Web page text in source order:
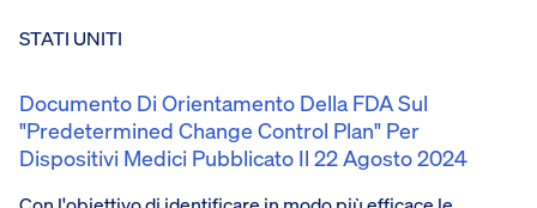
STATI UNITI
Documento Di Orientamento Della FDA Sul
"Predetermined Change Control Plan" Per
Dispositivi Medici Pubblicato Il 22 Agosto 2024